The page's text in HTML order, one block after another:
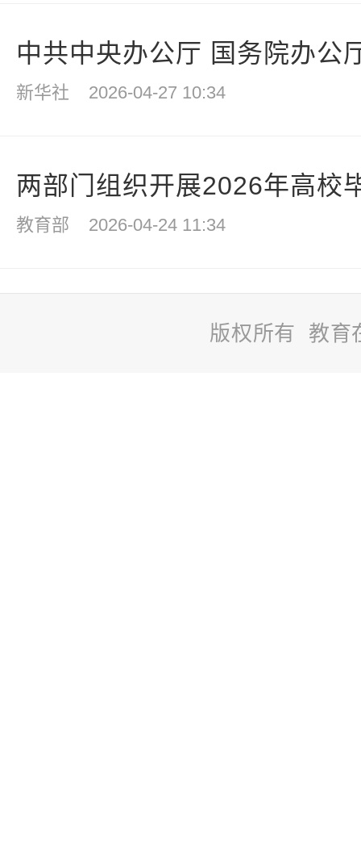
中共中央办公厅 国务院办公
新华社 2026-04-27 10:34
两部门组织开展2026年高校
教育部 2026-04-24 11:34
版权所有 教育